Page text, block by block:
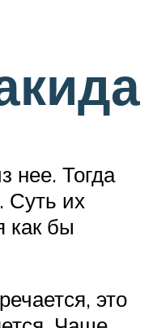
нее. Тогда
Суть их
как бы
это